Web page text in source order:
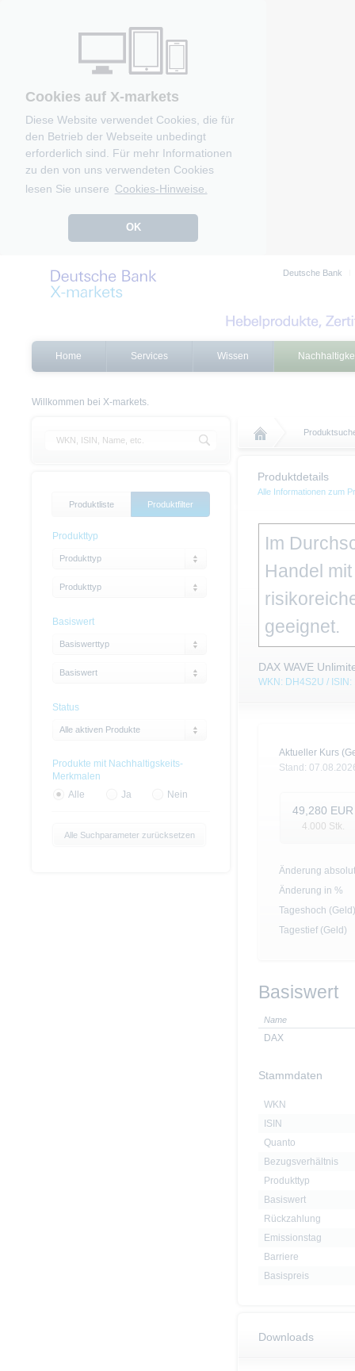
Cookies auf X-markets
Diese Website verwendet Cookies, die für
den Betrieb der Webseite unbedingt
erforderlich sind. Für mehr Informationen
zu den von uns verwendeten Cookies
lesen Sie unsere Cookies-Hinweise.
OK
Deutsche Bank
Home Services Wissen
Willkommen bei X-markets.
Produktdetails
Alle Informationen zum
Im
Handel
geeignet.
DAX WAVE
WKN: DH4S2U /
Aktueller Kurs
Stand:
49,280 EUR
4.000 Stk.
Änderung absolut
Änderung in %
Tageshoch (Geld)
Tagestief (Geld)
Basiswert
Name
DAX
Stammdaten
WKN
ISIN
Quanto
Bezugsverhältnis
Produkttyp
Basiswert
Rückzahlung
Emissionstag
Barriere
Basispreis
Downloads
Produktliste Produktfilter
Produkttyp
Produkttyp
Produkttyp
Basiswert
Basiswerttyp
Basiswert
Status
Alle aktiven Produkte
Produkte mit Nachhaltigskeits-
Merkmalen
Alle
Ja Nein
Alle Suchparameter zurücksetzen